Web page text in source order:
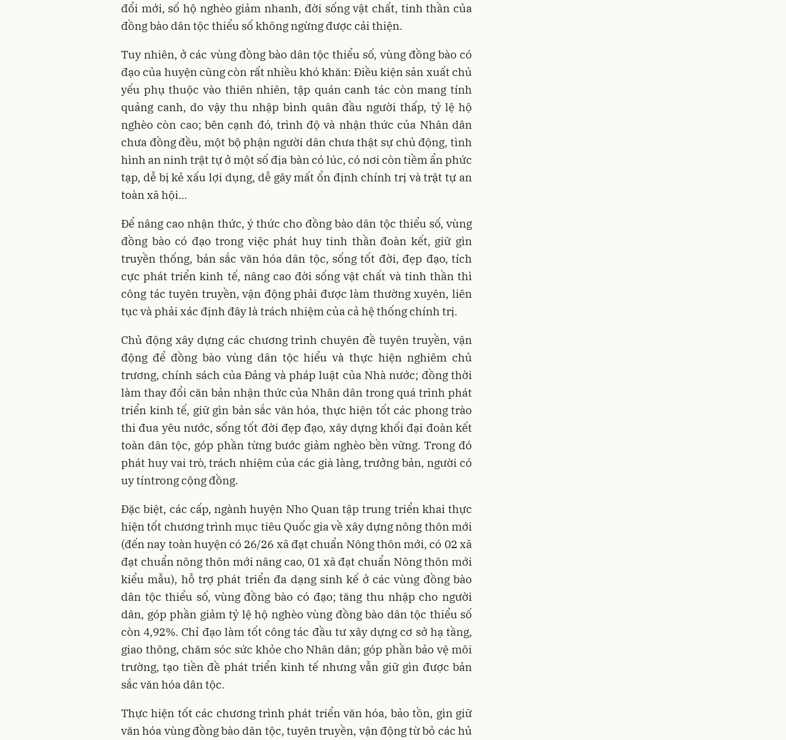
đổi mới, số hộ nghèo giảm nhanh, đời sống vật chất, tinh thần của
đồng bào dân tộc thiểu số không ngừng được cải thiện.
Tuy nhiên, ở các vùng đồng bào dân tộc thiểu số, vùng đồng bào có
đạo của huyện cũng còn rất nhiều khó khăn: Điều kiện sản xuất chủ
yếu phụ thuộc vào thiên nhiên, tập quán canh tác còn mang tính
quảng canh, do vậy thu nhập bình quân đầu người thấp, tỷ lệ hộ
nghèo còn cao; bên cạnh đó, trình độ và nhận thức của Nhân dân
chưa đồng đều, một bộ phận người dân chưa thật sự chủ động, tình
hình an ninh trật tự ở một số địa bàn có lúc, có nơi còn tiềm ẩn phức
tạp, dễ bị kẻ xấu lợi dụng, dễ gây mất ổn định chính trị và trật tự an
toàn xã hội…
Để nâng cao nhận thức, ý thức cho đồng bào dân tộc thiểu số, vùng
đồng bào có đạo trong việc phát huy tinh thần đoàn kết, giữ gìn
truyền thống, bản sắc văn hóa dân tộc, sống tốt đời, đẹp đạo, tích
cực phát triển kinh tế, nâng cao đời sống vật chất và tinh thần thì
công tác tuyên truyền, vận động phải được làm thường xuyên, liên
tục và phải xác định đây là trách nhiệm của cả hệ thống chính trị.
Chủ động xây dựng các chương trình chuyên đề tuyên truyền, vận
động để đồng bào vùng dân tộc hiểu và thực hiện nghiêm chủ
trương, chính sách của Đảng và pháp luật của Nhà nước; đồng thời
làm thay đổi căn bản nhận thức của Nhân dân trong quá trình phát
triển kinh tế, giữ gìn bản sắc văn hóa, thực hiện tốt các phong trào
thi đua yêu nước, sống tốt đời đẹp đạo, xây dựng khối đại đoàn kết
toàn dân tộc, góp phần từng bước giảm nghèo bền vững. Trong đó
phát huy vai trò, trách nhiệm của các già làng, trưởng bản, người có
uy tíntrong cộng đồng.
Đặc biệt, các cấp, ngành huyện Nho Quan tập trung triển khai thực
hiện tốt chương trình mục tiêu Quốc gia về xây dựng nông thôn mới
(đến nay toàn huyện có 26/26 xã đạt chuẩn Nông thôn mới, có 02 xã
đạt chuẩn nông thôn mới nâng cao, 01 xã đạt chuẩn Nông thôn mới
kiểu mẫu), hỗ trợ phát triển đa dạng sinh kế ở các vùng đồng bào
dân tộc thiểu số, vùng đồng bào có đạo; tăng thu nhập cho người
dân, góp phần giảm tỷ lệ hộ nghèo vùng đồng bào dân tộc thiểu số
còn 4,92%. Chỉ đạo làm tốt công tác đầu tư xây dựng cơ sở hạ tầng,
giao thông, chăm sóc sức khỏe cho Nhân dân; góp phần bảo vệ môi
trường, tạo tiền đề phát triển kinh tế nhưng vẫn giữ gìn được bản
sắc văn hóa dân tộc.
Thực hiện tốt các chương trình phát triển văn hóa, bảo tồn, gìn giữ
văn hóa vùng đồng bào dân tộc, tuyên truyền, vận động từ bỏ các hủ